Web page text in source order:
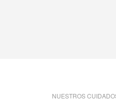
NUESTROS